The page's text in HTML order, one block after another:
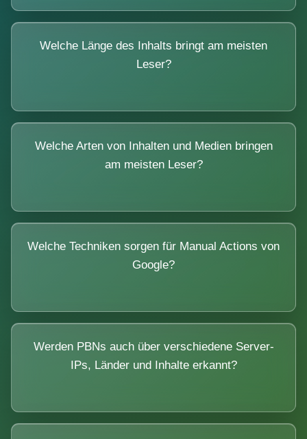
Welche Länge des Inhalts bringt am meisten
Leser?
Welche Arten von Inhalten und Medien bringen
am meisten Leser?
Welche Techniken sorgen für Manual Actions von
Google?
Werden PBNs auch über verschiedene Server-
IPs, Länder und Inhalte erkannt?